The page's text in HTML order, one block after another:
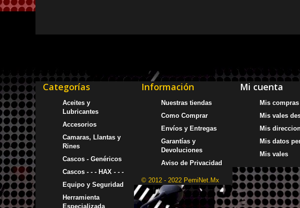
Categorías
Aceites y
Lubricantes
Accesorios
Camaras, Llantas y
Rines
Cascos - Genéricos
Cascos - - - HAX - - -
Equipo y Seguridad
Herramienta
Especializada
Información
Nuestras tiendas
Como Comprar
Envíos y Entregas
Garantías y
Devoluciones
Aviso de Privacidad
© 2012 - 2022 PemiNet.Mx
Mi cuenta
Mis compras
Mis vales
Mis
Mis datos
Mis vales